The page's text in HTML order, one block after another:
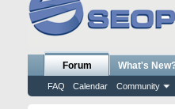
Forum
FAQ Calendar Community
What's